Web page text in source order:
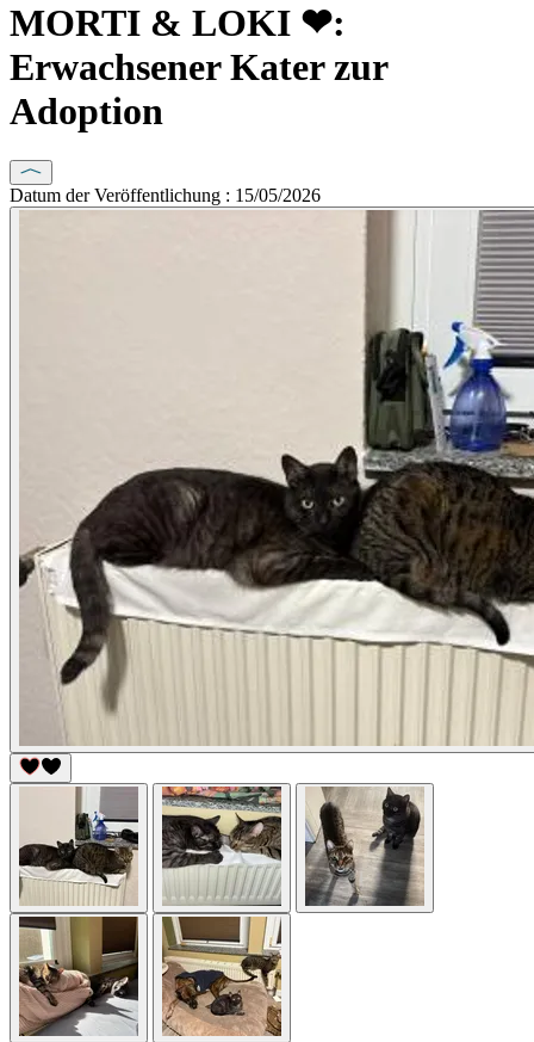
MORTI & LOKI ❤:
Erwachsener Kater zur
Adoption
Datum der Veröffentlichung : 15/05/2026